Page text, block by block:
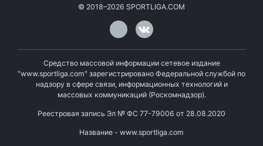
© 2018–2026 SPORTLIGA.COM
Средство массовой информации сетевое издание
"www.sportliga.com" зарегистрировано Федеральной службой по
надзору в сфере связи, информационных технологий и
массовых коммуникаций (Роскомнадзор).
Реестровая запись Эл № ФС 77-79006 от 28.08.2020
Название - www.sportliga.com